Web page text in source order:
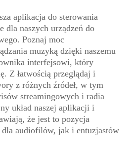
aplikacja do sterowania
dla naszych urządzeń do
Poznaj moc
muzyką dzięki naszemu
interfejsowi, który
Z łatwością przeglądaj i
z różnych źródeł, w tym
streamingowych i radia
układ naszej aplikacji i
że jest to pozycja
audiofilów, jak i entuzjastów